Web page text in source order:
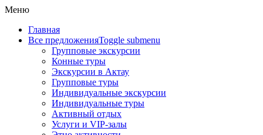
Меню
Главная
Все предложенияToggle submenu
Групповые экскурсии
Конные туры
Экскурсии в Актау
Групповые туры
Индивидуальные экскурсии
Индивидуальные туры
Активный отдых
Услуги и VIP-залы